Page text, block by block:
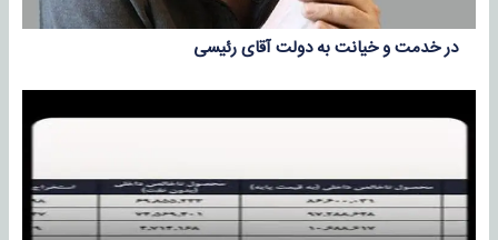
در خدمت و خیانت به دولت آقای رئیسی